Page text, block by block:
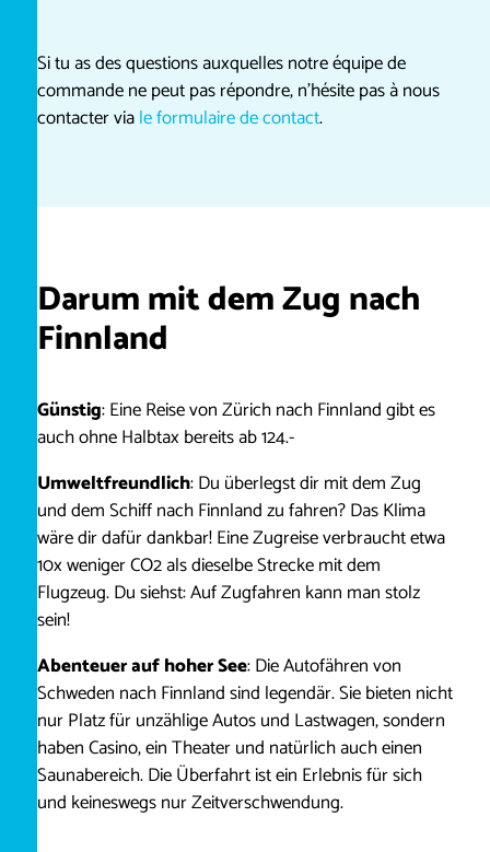
Si tu as des questions auxquelles notre équipe de
commande ne peut pas répondre, n’hésite pas à nous
contacter viale formulaire de contact.
Darum mit dem Zug nach
Finnland
Günstig: Eine Reise von Zürich nach Finnland gibt es
auch ohne Halbtax bereits ab 124.-
Umweltfreundlich: Du überlegst dir mit dem Zug
und dem Schiff nach Finnland zu fahren? Das Klima
wäre dir dafür dankbar! Eine Zugreise verbraucht etwa
10x weniger CO2 als dieselbe Strecke mit dem
Flugzeug. Du siehst: Auf Zugfahren kann man stolz
sein!
Abenteuer auf hoher See: Die Autofähren von
Schweden nach Finnland sind legendär. Sie bieten nicht
nur Platz für unzählige Autos und Lastwagen, sondern
haben Casino, ein Theater und natürlich auch einen
Saunabereich. Die Überfahrt ist ein Erlebnis für sich
und keineswegs nur Zeitverschwendung.